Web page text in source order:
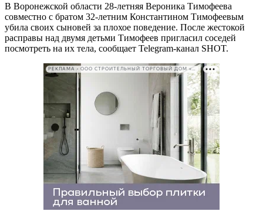
В Воронежской области 28-летняя Вероника Тимофеева
совместно с братом 32-летним Константином Тимофеевым
убила своих сыновей за плохое поведение. После жестокой
расправы над двумя детьми Тимофеев пригласил соседей
посмотреть на их тела, сообщает Telegram-канал SHOT.
РЕКЛАМА • ООО СТРОИТЕЛЬНЫЙ ТОРГОВЫЙ ДОМ «ПЕТРОВИЧ». ИНН: 7802348846